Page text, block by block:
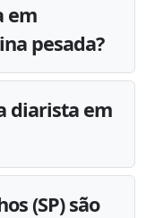
em
pesada?
diarista em
(SP) são